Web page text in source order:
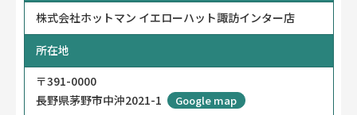
株式会社ホットマン イエローハット諏訪インター店
所在地
〒391-0000
長野県茅野市中沖2021-1
Google map